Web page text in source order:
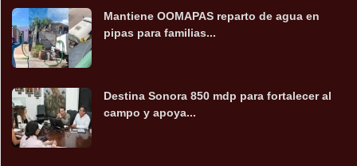
Mantiene OOMAPAS reparto de agua en
pipas para familias...
Destina Sonora 850 mdp para fortalecer al
campo y apoya...